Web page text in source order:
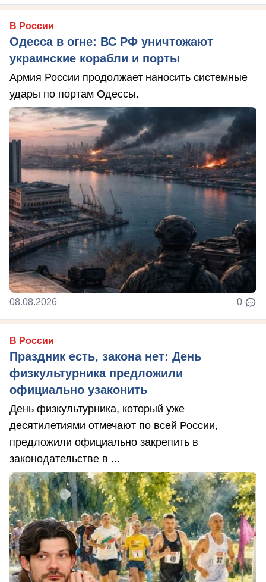
В России
Одесса в огне: ВС РФ уничтожают
украинские корабли и порты
Армия России продолжает наносить системные
удары по портам Одессы.
08.08.2026 0
В России
Праздник есть, закона нет: День
физкультурника предложили
официально узаконить
День физкультурника, который уже
десятилетиями отмечают по всей России,
предложили официально закрепить в
законодательстве в ...